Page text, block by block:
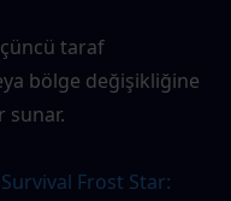
taraf
bölge değişikliğine
sunar.
Frost Star: